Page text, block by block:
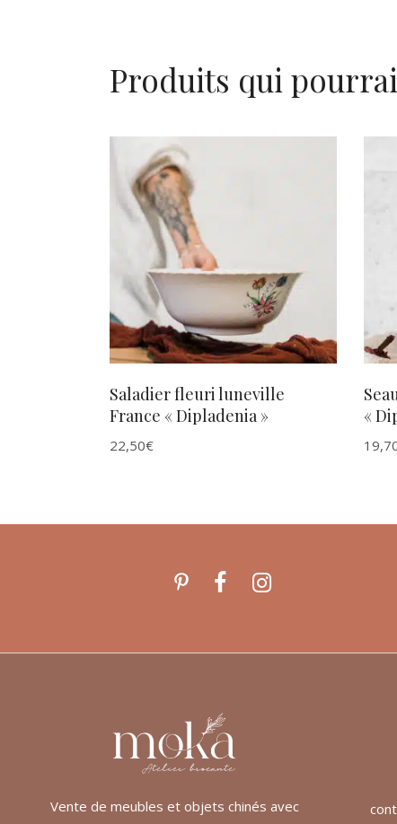
Produits qui
AJOUTER AU PANIER
Saladier fleuri luneville
France « Dipladenia »
22,50€
«
Vente de meubles et objets chinés avec